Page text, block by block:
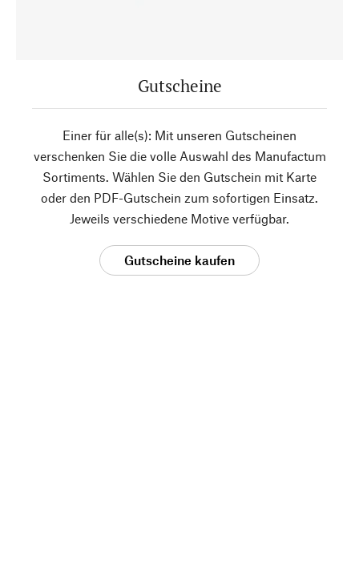
Gutscheine
Einer für alle(s): Mit unseren Gutscheinen
verschenken Sie die volle Auswahl des Manufactum
Sortiments. Wählen Sie den Gutschein mit Karte
oder den PDF-Gutschein zum sofortigen Einsatz.
Jeweils verschiedene Motive verfügbar.
Gutscheine kaufen